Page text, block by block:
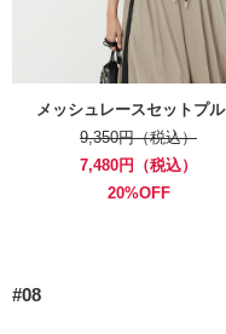
メッシュレースセットプ
9,350円（税込）
7,480円（税込）
20%OFF
#08